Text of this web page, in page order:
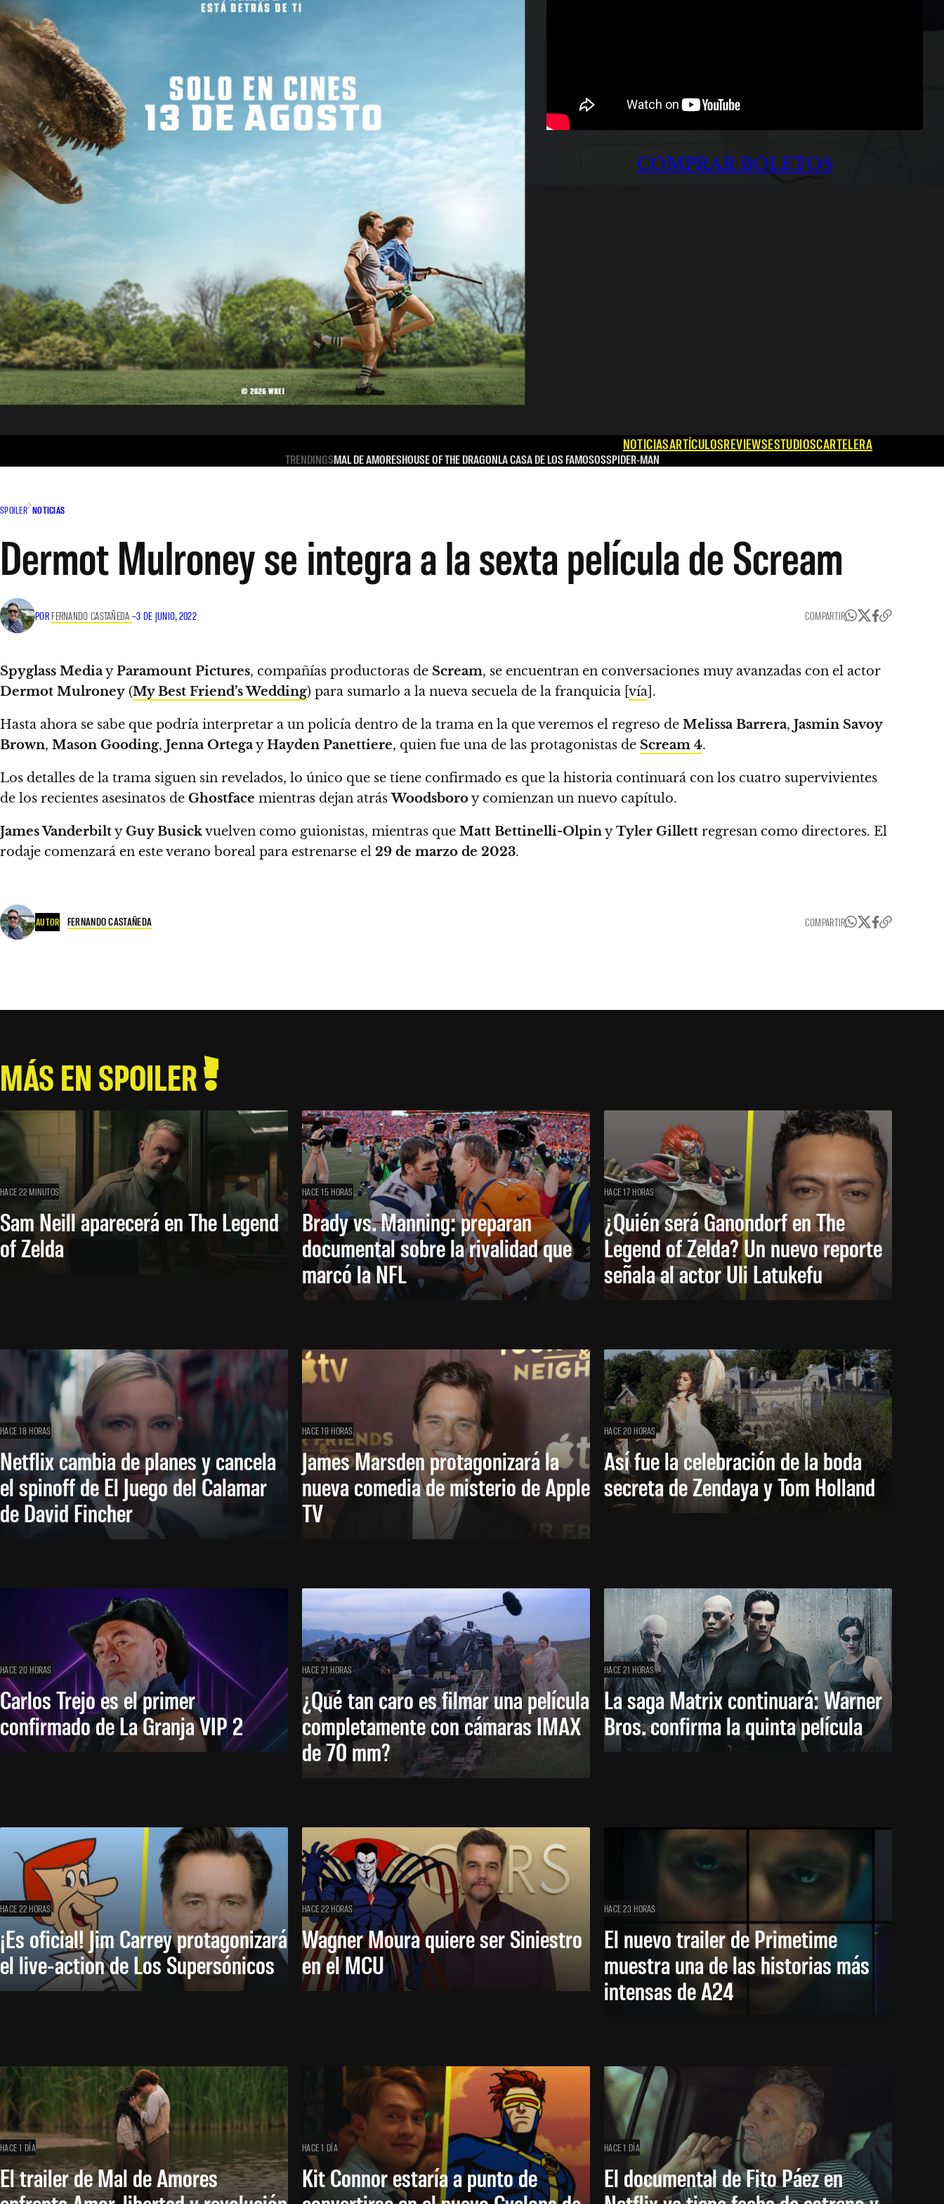
COMPRAR BOLETOS
NOTICIASARTÍCULOSREVIEWSESTUDIOSCARTELERA
TRENDINGSMAL DE AMORESHOUSE OF THE DRAGONLA CASA DE LOS FAMOSOSSPIDER-MAN
SPOILER NOTICIAS
Dermot Mulroney se integra a la sexta película de Scream
POR FERNANDO CASTAÑEDA –3 DE JUNIO, 2022 COMPARTIR
Spyglass MediayParamount Pictures, compañías productoras de Scream, se encuentran en conversaciones muy avanzadas con el actor
Dermot Mulroney (My Best Friend’s Wedding) para sumarlo a la nueva secuela de la franquicia [ vía ].
Hasta ahora se sabe que podría interpretar a un policía dentro de la trama en la que veremos el regreso de Melissa Barrera, Jasmin Savoy
Brown, Mason Gooding, Jenna OrtegayHayden Panettiere, quien fue una de las protagonistas de Scream 4.
Los detalles de la trama siguen sin revelados, lo único que se tiene confirmado es que la historia continuará con los cuatro supervivientes
de los recientes asesinatos de Ghostface mientras dejan atrásWoodsboroy comienzan un nuevo capítulo.
James VanderbiltyGuy Busickvuelven como guionistas, mientras que Matt Bettinelli-OlpinyTyler Gillett regresan como directores. El
rodaje comenzará en este verano boreal para estrenarse el 29 de marzo de 2023.
AUTOR FERNANDO CASTAÑEDA COMPARTIR
MÁS EN SPOILER
HACE 22 MINUTOS
Sam Neill aparecerá en The Legend
of Zelda
HACE 15 HORAS
Brady vs. Manning: preparan
documental sobre la rivalidad que
marcó la NFL
HACE 17 HORAS
¿Quién será Ganondorf en The
Legend of Zelda? Un nuevo reporte
señala al actor Uli Latukefu
HACE 18 HORAS
Netflix cambia de planes y cancela
el spinoff de El Juego del Calamar
de David Fincher
HACE 19 HORAS
James Marsden protagonizará la
nueva comedia de misterio de Apple
TV
HACE 20 HORAS
Así fue la celebración de la boda
secreta de Zendaya y Tom Holland
HACE 20 HORAS
Carlos Trejo es el primer
confirmado de La Granja VIP 2
HACE 21 HORAS
¿Qué tan caro es filmar una película
completamente con cámaras IMAX
de 70 mm?
HACE 21 HORAS
La saga Matrix continuará: Warner
Bros. confirma la quinta película
HACE 22 HORAS
¡Es oficial! Jim Carrey protagonizará
el live-action de Los Supersónicos
HACE 22 HORAS
Wagner Moura quiere ser Siniestro
en el MCU
HACE 23 HORAS
El nuevo trailer de Primetime
muestra una de las historias más
intensas de A24
HACE 1 DÍA
El trailer de Mal de Amores
HACE 1 DÍA
Kit Connor estaría a punto de
HACE 1 DÍA
El documental de Fito Páez en